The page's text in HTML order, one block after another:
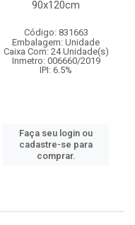
90x120cm
Código: 831663
Embalagem: Unidade
Caixa Com: 24 Unidade(s)
Inmetro: 006660/2019
IPI: 6.5%
Faça seu login ou
cadastre-se para
comprar.